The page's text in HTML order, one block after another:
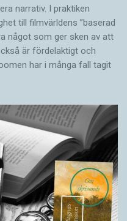
narrativ. I praktiken
till filmvärldens ”baserad
något som ger sken av att
är fördelaktigt och
har i många fall tagit